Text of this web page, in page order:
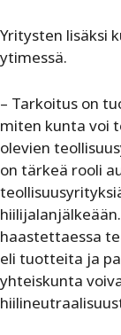
Yritysten lisäksi
ytimessä.
– Tarkoitus on
miten kunta voi
olevien
on tärkeä rooli
haastettaessa
eli tuotteita ja
yhteiskunta